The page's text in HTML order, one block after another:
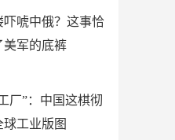
吓唬中俄？这事恰
美军的底裤
厂”：中国这棋彻
球工业版图